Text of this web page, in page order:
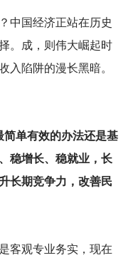
中国经济正站在历史
。成，则伟大崛起时
入陷阱的漫长黑暗。
单有效的办法还是基
稳增长、稳就业，长
长期竞争力，改善民
客观专业务实，现在